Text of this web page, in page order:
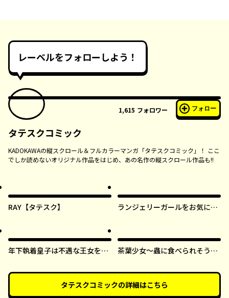
レーベルをフォローしよう！
1,615 フォロワー フォロー
タテスクコミック
KADOKAWAの縦スクロール＆フルカラーマンガ「タテスクコミック」！ ここ
でしか読めないオリジナル作品をはじめ、あの名作の縦スクロール作品も!!
RAY【タテスク】
ランジェリーガールをお気に召
年下執着皇子は不遇な王女を愛
茶葉少女～蟲に食べられそうに
した！～【タテスク】
タテスクコミックの詳細はこちら